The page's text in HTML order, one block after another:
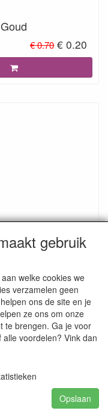
gebruik
welke cookies we
verzamelen geen
ons de site en je
ze ons om onze
te brengen. Ga je voor
voordelen? Vink dan
Opslaan
€ 0.70 € 0.20
€ 0.70 € 0.20